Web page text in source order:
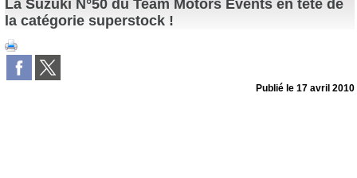
La Suzuki N°50 du Team Motors Events en tete de
la catégorie superstock !
Publié le17 avril 2010